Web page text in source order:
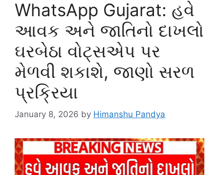
WhatsApp Gujarat: હવે
આવક અને જાતિનો દાખલો
ઘરબેઠા વોટ્સએપ પર
મેળવી શકાશે, જાણો સરળ
પ્રક્રિયા
January 8, 2026 by Himanshu Pandya